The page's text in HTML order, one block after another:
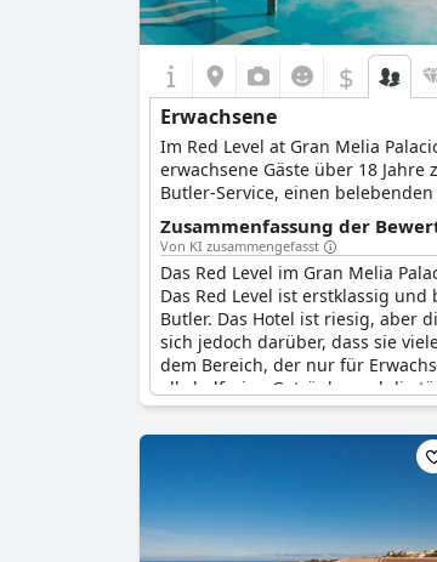
$
Erwachsene
Im Red Level at Gran Melia
erwachsene Gäste über 18
Butler-Service, einen
Urlaub zu einem entspannten
Zusammenfassung der
Von KI zusammengefasst
Das Red Level im Gran Melia
Das Red Level ist erstklassig
Butler. Das Hotel ist riesig, aber
sich jedoch darüber, dass sie
dem Bereich, der nur für
alkoholfreien Getränke und die
trugen zu einem entspannten